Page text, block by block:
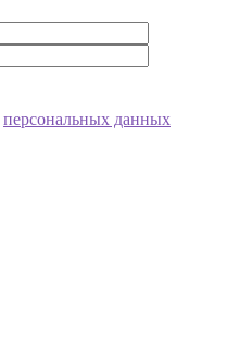
персональных данных